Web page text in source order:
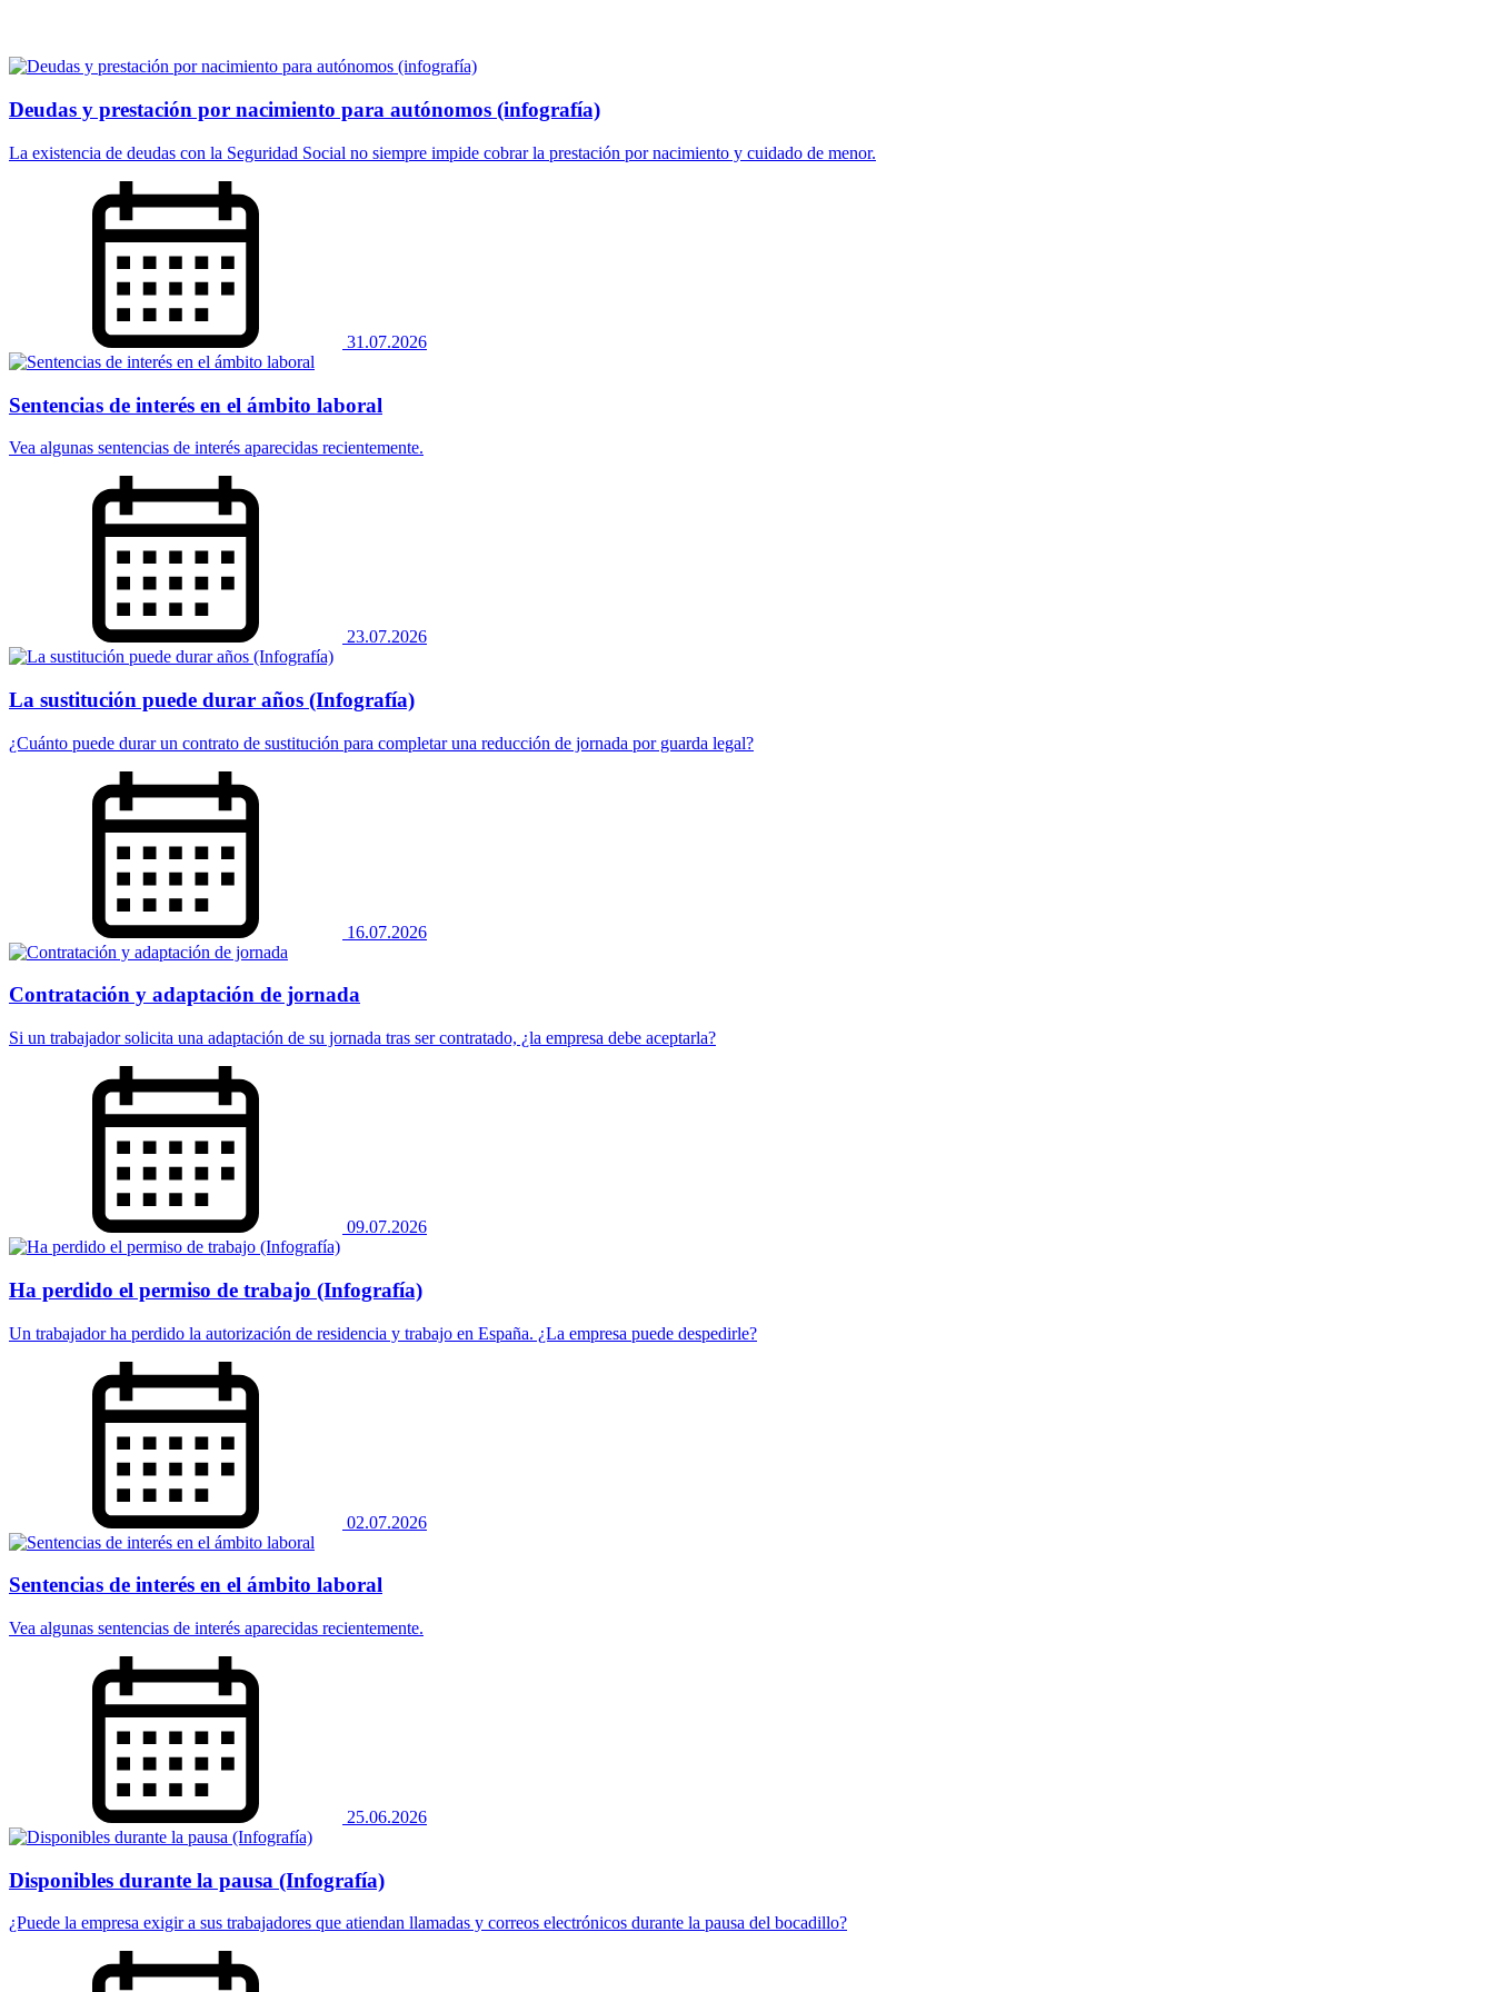
Deudas y prestación por nacimiento para autónomos (infografía)
La existencia de deudas con la Seguridad Social no siempre impide cobrar la prestación por nacimiento y cuidado de menor.
31.07.2026
Sentencias de interés en el ámbito laboral
Vea algunas sentencias de interés aparecidas recientemente.
23.07.2026
La sustitución puede durar años (Infografía)
¿Cuánto puede durar un contrato de sustitución para completar una reducción de jornada por guarda legal?
16.07.2026
Contratación y adaptación de jornada
Si un trabajador solicita una adaptación de su jornada tras ser contratado, ¿la empresa debe aceptarla?
09.07.2026
Ha perdido el permiso de trabajo (Infografía)
Un trabajador ha perdido la autorización de residencia y trabajo en España. ¿La empresa puede despedirle?
02.07.2026
Sentencias de interés en el ámbito laboral
Vea algunas sentencias de interés aparecidas recientemente.
25.06.2026
Disponibles durante la pausa (Infografía)
¿Puede la empresa exigir a sus trabajadores que atiendan llamadas y correos electrónicos durante la pausa del bocadillo?